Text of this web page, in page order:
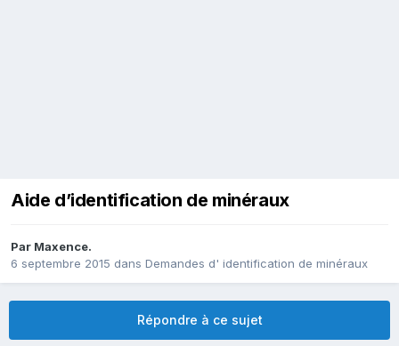
Aide d’identification de minéraux
Par Maxence.
6 septembre 2015 dans Demandes d' identification de minéraux
Répondre à ce sujet